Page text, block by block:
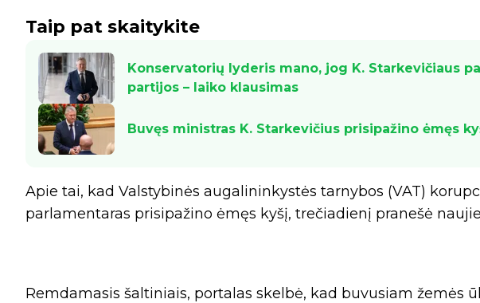
Taip pat skaitykite
Konservatorių lyderis mano, jog K. Starkevičiaus
partijos – laiko klausimas
Buvęs ministras K. Starkevičius prisipažino ėmęs
Apie tai, kad Valstybinės augalininkystės tarnybos (VAT)
parlamentaras prisipažino ėmęs kyšį, trečiadienį pranešė
Remdamasis šaltiniais, portalas skelbė, kad buvusiam žemės